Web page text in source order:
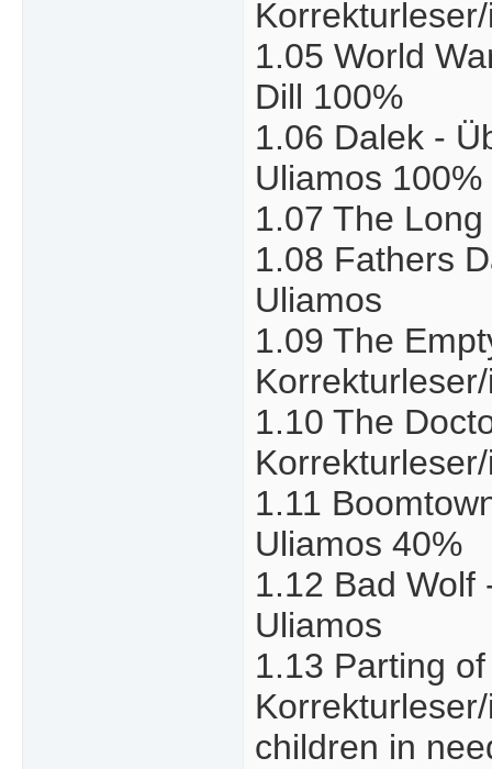
1.05 World
Dill 100%
1.06 Dalek -
Uliamos 100%
1.07 The
1.08 Fathers
Uliamos
1.09 The
1.10 The
1.11
Uliamos 40%
1.12 Bad Wolf
Uliamos
1.13 Parting
children in